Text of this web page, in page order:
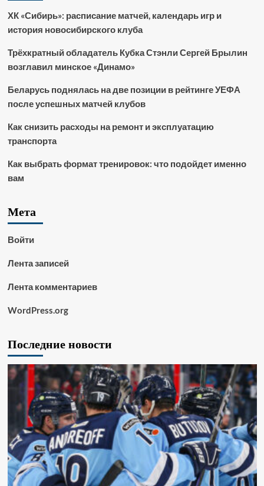
ХК «Сибирь»: расписание матчей, календарь игр и
история новосибирского клуба
Трёхкратный обладатель Кубка Стэнли Сергей Брылин
возглавил минское «Динамо»
Беларусь поднялась на две позиции в рейтинге УЕФА
после успешных матчей клубов
Как снизить расходы на ремонт и эксплуатацию
транспорта
Как выбрать формат тренировок: что подойдет именно
вам
Мета
Войти
Лента записей
Лента комментариев
WordPress.org
Последние новости